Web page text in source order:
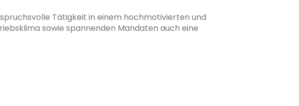
Tätigkeit in einem hochmotivierten und
sowie spannenden Mandaten auch eine